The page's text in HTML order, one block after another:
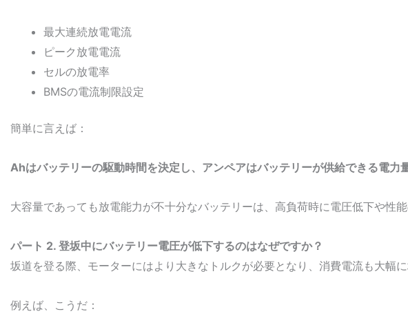
最大連続放電電流
ピーク放電電流
セルの放電率
BMSの電流制限設定
簡単に言えば：
Ahはバッテリーの駆動時間を決定し、アンペアはバッテリーが供給できる電力
大容量であっても放電能力が不十分なバッテリーは、高負荷時に電圧低下や性
パート 2. 登坂中にバッテリー電圧が低下するのはなぜですか？
坂道を登る際、モーターにはより大きなトルクが必要となり、消費電流も大幅
例えば、こうだ：